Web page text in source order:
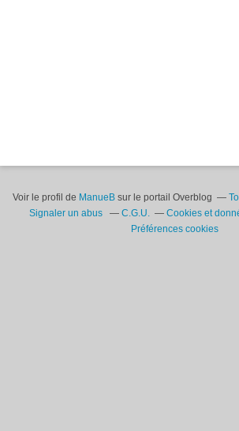
Voir le profil de ManueBsur le portail Overblog
Signaler un abus
C.G.U.
Cookies et
Préférences cookies